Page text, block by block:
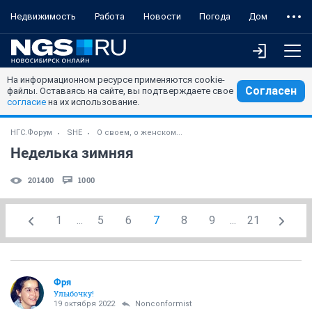
Недвижимость Работа Новости Погода Дом
На информационном ресурсе применяются cookie-
файлы. Оставаясь на сайте, вы подтверждаете свое
согласие на их использование.
Согласен
НГС.Форум SHE О своем, о женском...
Неделька зимняя
201400 1000
1 ... 5 6 7 8 9 ... 21
Фря
Улыбочку!
19 октября 2022 Nonconformist